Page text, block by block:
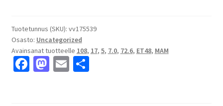
7.0x17"
5x108
ET48
keskireikä:72.6
Tuotetunnus (SKU): vv175539
Osasto: Uncategorized
Avainsanat tuotteelle 108, 17, 5, 7.0, 72.6, ET48, MAM
Fa M E S